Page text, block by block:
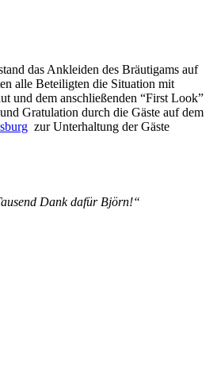
das Ankleiden des Bräutigams auf
alle Beteiligten die Situation mit
und dem anschließenden “First Look”
Gratulation durch die Gäste auf dem
zur Unterhaltung der Gäste
Dank dafür Björn!“